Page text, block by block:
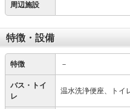
周辺施設
特徴・設備
特徴 －
バス・トイ
レ
温水洗浄便座、トイ